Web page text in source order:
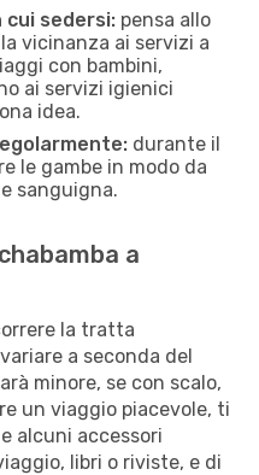
cui sedersi: pensa allo
vicinanza ai servizi a
con bambini,
ai servizi igienici
idea.
durante il
le gambe in modo da
sanguigna.
a
la tratta
a seconda del
minore, se con scalo,
un viaggio piacevole, ti
alcuni accessori
libri o riviste, e di